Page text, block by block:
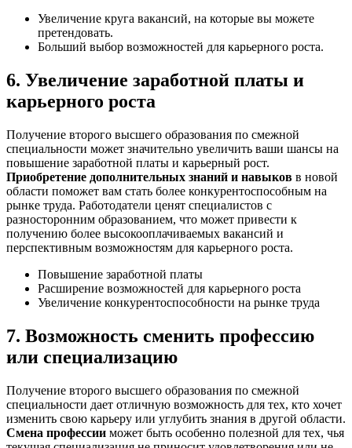
Увеличение круга вакансий, на которые вы можете
претендовать.
Больший выбор возможностей для карьерного роста.
6. Увеличение заработной платы и
карьерного роста
Получение второго высшего образования по смежной
специальности может значительно увеличить ваши шансы на
повышение заработной платы и карьерный рост.
Приобретение дополнительных знаний и навыков в новой
области поможет вам стать более конкурентоспособным на
рынке труда. Работодатели ценят специалистов с
разносторонним образованием, что может привести к
получению более высокооплачиваемых вакансий и
перспективным возможностям для карьерного роста.
Повышение заработной платы
Расширение возможностей для карьерного роста
Увеличение конкурентоспособности на рынке труда
7. Возможность сменить профессию
или специализацию
Получение второго высшего образования по смежной
специальности дает отличную возможность для тех, кто хочет
изменить свою карьеру или углубить знания в другой области.
Смена профессии может быть особенно полезной для тех, чья